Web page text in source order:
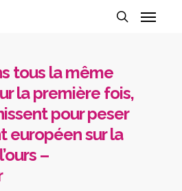
tous la même
la première fois,
pour peser
européen sur la
–